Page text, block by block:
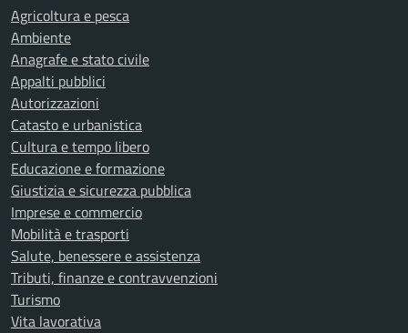
Agricoltura e pesca
Ambiente
Anagrafe e stato civile
Appalti pubblici
Autorizzazioni
Catasto e urbanistica
Cultura e tempo libero
Educazione e formazione
Giustizia e sicurezza pubblica
Imprese e commercio
Mobilità e trasporti
Salute, benessere e assistenza
Tributi, finanze e contravvenzioni
Turismo
Vita lavorativa